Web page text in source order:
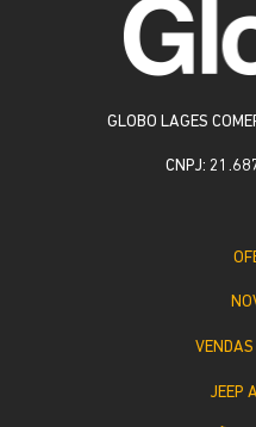
GLOBO LAGES
CNPJ:
JEEP